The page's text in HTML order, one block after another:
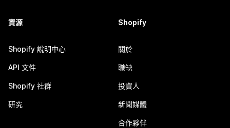
資源
Shopify 說明中心
API 文件
Shopify 社群
研究
Shopify
關於
職缺
投資人
新聞媒體
合作夥伴